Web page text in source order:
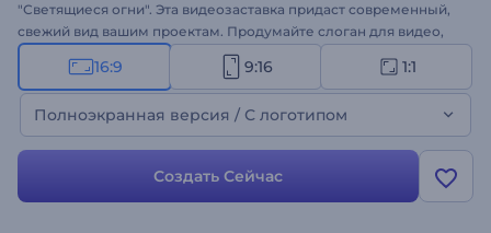
"Светящиеся огни". Эта видеозаставка придаст современный,
свежий вид вашим проектам. Продумайте слоган для видео,
добавьте его в шаблон и приступите к созданию
впечатляющей заставки для видео. Шаблон идеально
подходит для оформления рекламы для ТВ, заставки для
презентаций, интро для каналов и многого другого. Создайте
свое видео!
16:9 9:16 1:1
Полноэкранная версия / С логотипом
Создать Сейчас